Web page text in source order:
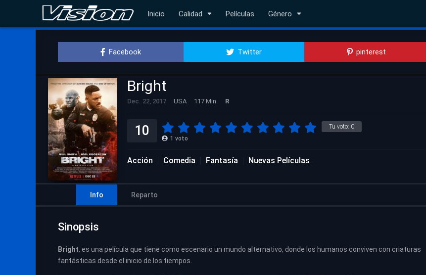
Inicio Calidad Películas Género
Facebook Twitter pinterest
Bright
Dec. 22, 2017 USA 117 Min. R
Tu voto: 0
10 1 voto
Acción Comedia Fantasía Nuevas Películas
Info Reparto
Sinopsis
Bright, es una película que tiene como escenario un mundo alternativo, donde los humanos conviven con criaturas
fantásticas desde el inicio de los tiempos.